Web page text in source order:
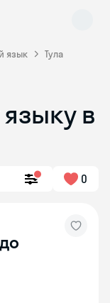
язык Тула
в
0